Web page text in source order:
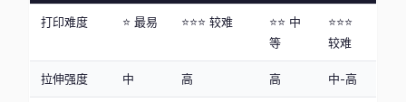
打印难度 ⭐ 最易 ⭐⭐⭐ 较难
⭐⭐ 中
等
⭐⭐⭐
较难
拉伸强度 中 高 高 中-高